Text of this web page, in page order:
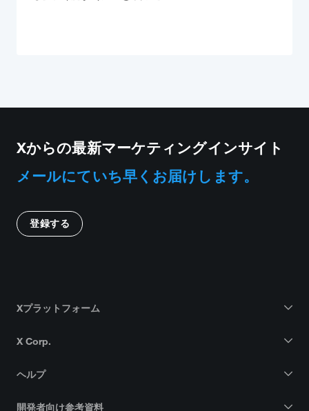
Xからの最新マーケティングインサイト
メールにていち早くお届けします。
登録する
Xプラットフォーム
X Corp.
ヘルプ
開発者向け参考資料